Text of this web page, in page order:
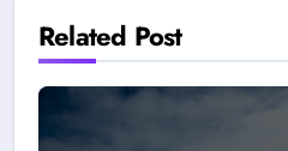
Related Post